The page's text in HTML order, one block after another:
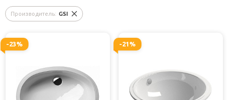
Производитель: GSI
-23% -21%